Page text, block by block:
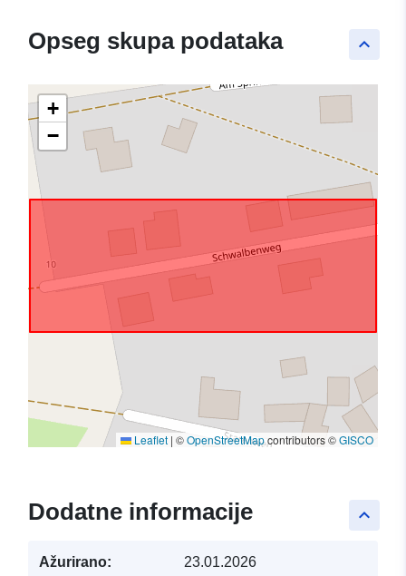
keyboard_arrow_up
Opseg skupa podataka
+
−
Leaflet | ©OpenStreetMapcontributors ©GISCO
keyboard_arrow_up
Dodatne informacije
Ažurirano: 23.01.2026